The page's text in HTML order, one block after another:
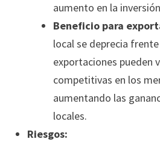
aumento en la
Beneficio para
local se deprecia
exportaciones pueden
competitivas en los
aumentando las
locales.
Riesgos: